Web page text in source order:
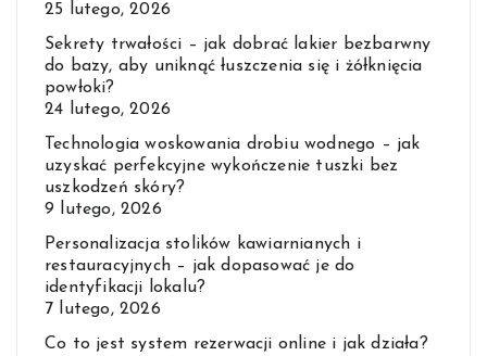
25 lutego, 2026
Sekrety trwałości – jak dobrać lakier bezbarwny
do bazy, aby uniknąć łuszczenia się i żółknięcia
powłoki?
24 lutego, 2026
Technologia woskowania drobiu wodnego – jak
uzyskać perfekcyjne wykończenie tuszki bez
uszkodzeń skóry?
9 lutego, 2026
Personalizacja stolików kawiarnianych i
restauracyjnych – jak dopasować je do
identyfikacji lokalu?
7 lutego, 2026
Co to jest system rezerwacji online i jak działa?